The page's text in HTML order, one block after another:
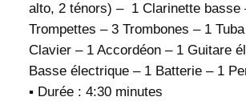
alto, 2 ténors) – 1 Clarinette basse
Trompettes – 3 Trombones – 1
Clavier – 1 Accordéon – 1 Guitare
Basse électrique – 1 Batterie – 1
▪️ Durée : 4:30 minutes